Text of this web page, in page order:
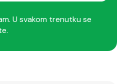
U svakom trenutku se